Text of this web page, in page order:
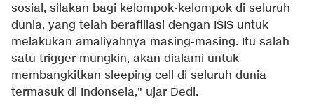
sosial, silakan bagi kelompok-kelompok di seluruh
dunia, yang telah berafiliasi dengan ISIS untuk
melakukan amaliyahnya masing-masing. Itu salah
satu trigger mungkin, akan dialami untuk
membangkitkan sleeping cell di seluruh dunia
termasuk di Indonseia," ujar Dedi.